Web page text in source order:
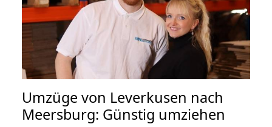
Umzüge von Leverkusen nach
Meersburg: Günstig umziehen